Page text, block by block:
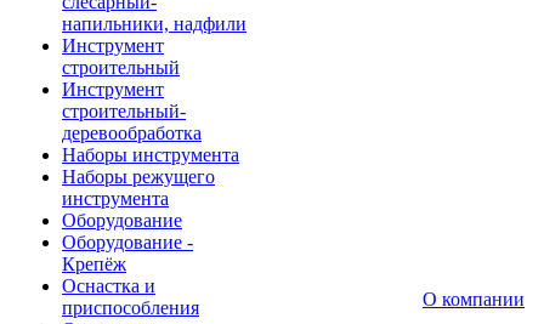
напильники, надфили
Инструмент
строительный
Инструмент
строительный-
деревообработка
Наборы инструмента
Наборы режущего
инструмента
Оборудование
Оборудование -
Крепёж
Оснастка и
приспособления
О компании